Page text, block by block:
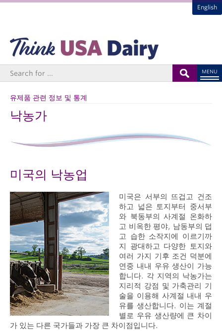
English
MENU
유제품 관련 정보 및 통계
낙농가
미국의 낙농업
미국은 서부의 뜨겁고 건조
하고 넓은 토지부터 중서부
와 북동부의 사계절 온화하
고 비옥한 평야, 남동부의 덥
고 습한 소작지에 이르기까
지 광대하고 다양한 토지와
여러 가지 기후 조건 덕분에
연중 내내 우유 생산이 가능
합니다. 각 지역의 낙농가는
지리적 강점 및 가축관리 기
술을 이용해 사계절 내내 우
유를 생산합니다. 이는 계절
별로 우유 생산량에 큰 차이
가 있는 다른 국가들과 가장 큰 차이점입니다.